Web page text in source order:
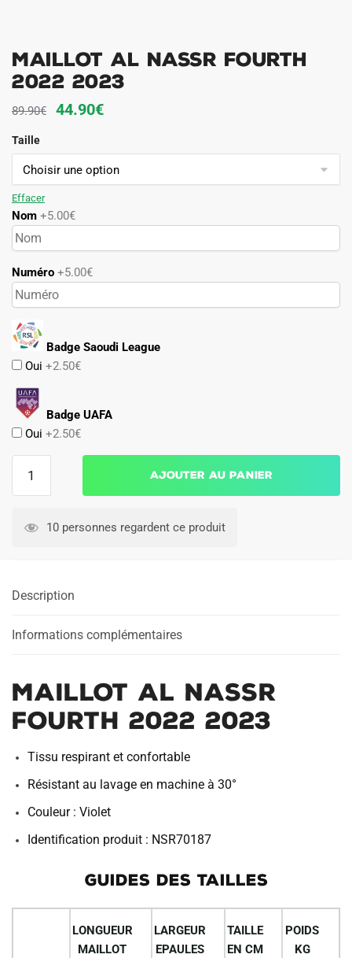
MAILLOT AL NASSR FOURTH
2022 2023
89.90€
Le
initial
était :
44.90€Le
actuel
est :
Taille
Effacer
Nom +5.00€
Numéro +5.00€
Badge Saoudi League
Oui +2.50€
Badge UAFA
Oui +2.50€
2023
Ajouter au panier
10 personnes regardent ce produit
Description
Informations complémentaires
MAILLOT AL NASSR
FOURTH 2022 2023
Tissu respirant et confortable
Résistant au lavage en machine à 30°
Couleur : Violet
Identification produit : NSR70187
GUIDES DES TAILLES
LONGUEUR
MAILLOT
LARGEUR
EPAULES
TAILLE
EN CM
POIDS
KG